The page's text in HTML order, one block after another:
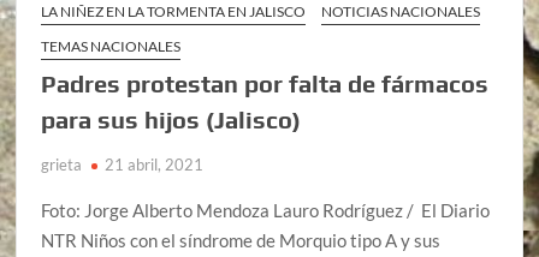
LA NIÑEZ EN LA TORMENTA EN JALISCO
NOTICIAS NACIONALES
TEMAS NACIONALES
Padres protestan por falta de fármacos
para sus hijos (Jalisco)
grieta 21 abril, 2021
Foto: Jorge Alberto Mendoza Lauro Rodríguez / El Diario
NTR Niños con el síndrome de Morquio tipo A y sus